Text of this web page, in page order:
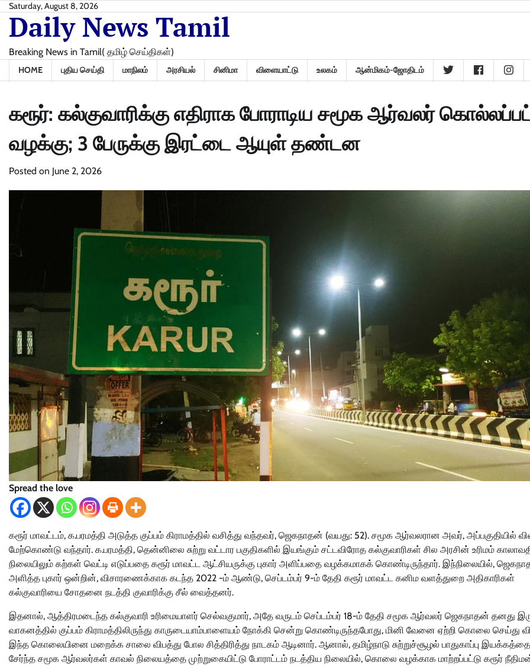
Skip
content
Saturday, August 8, 2026
Daily News Tamil
Breaking News in Tamil( தமிழ் செய்திகள்)
HOME புதிய செய்தி மாநிலம் அரசியல் சினிமா விளையாட்டு உலகம் ஆன்மிகம்-ஜோதிடம்
கரூர்: கல்குவாரிக்கு எதிராக போராடிய சமூக ஆர்வலர்
வழக்கு; 3 பேருக்கு இரட்டை ஆயுள் தண்டன
Posted on June 2, 2026
Spread the love
கரூர் மாவட்டம், க.பரமத்தி அடுத்த குப்பம் கிராமத்தில் வசித்து வந்தவர், ஜெகநாதன் (வயது: 52). சமூக ஆர்வலரான அவர், அப்பகுதியில்
மேற்கொண்டு வந்தார். க.பரமத்தி, தென்னிலை சுற்று வட்டார பகுதிகளில் இயங்கும் சட்டவிரோத கல்குவாரிகள் சில அரசின் உரிமம்
நிலையிலும் கற்கள் வெட்டி எடுப்பதை கரூர் மாவட்ட ஆட்சியருக்கு புகார் அளிப்பதை வழக்கமாகக் கொண்டிருந்தார். இந்நிலையில்,
அளித்த புகார் ஒன்றின், விசாரணைக்காக கடந்த 2022 -ம் ஆண்டு, செப்டம்பர் 9-ம் தேதி கரூர் மாவட்ட கனிம வளத்துறை அதிகாரிகள்
கல்குவாரியை சோதனை நடத்தி குவாரிக்கு சீல் வைத்தனர்.
இதனால், ஆத்திரமடைந்த கல்குவாரி உரிமையாளர் செல்வகுமார், அதே வருடம் செப்டம்பர் 18-ம் தேதி சமூக ஆர்வலர் ஜெகநாதன் தனது
வாகனத்தில் குப்பம் கிராமத்திலிருந்து காருடையாம்பாளையம் நோக்கி சென்று கொண்டிருந்தபோது, மினி வேனை ஏற்றி கொலை செய்து
இந்த கொலையினை மறைக்க சாலை விபத்து போல சித்திரித்து நாடகம் ஆடினார். ஆனால், தமிழ்நாடு சுற்றுச்சூழல் பாதுகாப்பு
சேர்ந்த சமூக ஆர்வலர்கள் காவல் நிலையத்தை முற்றுகையிட்டு போராட்டம் நடத்திய நிலையில், கொலை வழக்காக மாற்றப்பட்டு கரூர்